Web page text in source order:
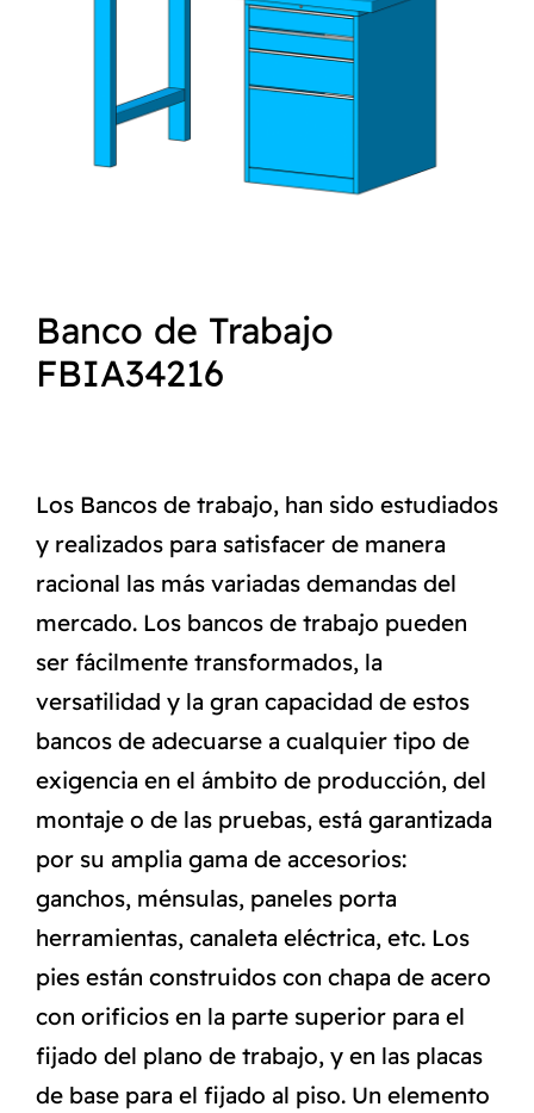
CATÁLOGO
Banco de Trabajo
FBIA34216
Los Bancos de trabajo, han sido estudiados
y realizados para satisfacer de manera
racional las más variadas demandas del
mercado. Los bancos de trabajo pueden
ser fácilmente transformados, la
versatilidad y la gran capacidad de estos
bancos de adecuarse a cualquier tipo de
exigencia en el ámbito de producción, del
montaje o de las pruebas, está garantizada
por su amplia gama de accesorios:
ganchos, ménsulas, paneles porta
herramientas, canaleta eléctrica, etc. Los
pies están construidos con chapa de acero
con orificios en la parte superior para el
fijado del plano de trabajo, y en las placas
de base para el fijado al piso. Un elemento